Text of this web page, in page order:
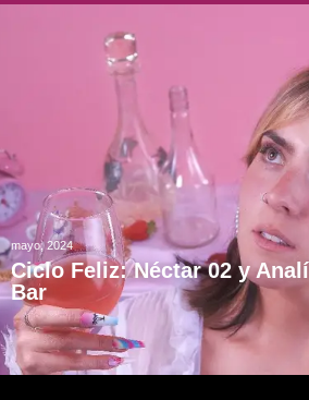
mayo, 2024
Ciclo Feliz: Néctar 02 y
Bar